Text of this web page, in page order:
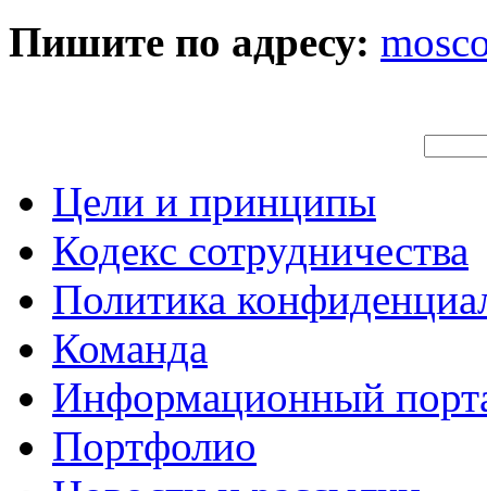
Пишите по адресу:
Цели и принципы
Кодекс сотрудничества
Политика
Команда
Информационный
Портфолио